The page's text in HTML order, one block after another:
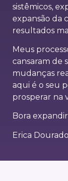
sistêmicos,
expansão da
resultados
Meus
cansaram de
mudanças
aqui é o seu
prosperar na
Bora
Erica